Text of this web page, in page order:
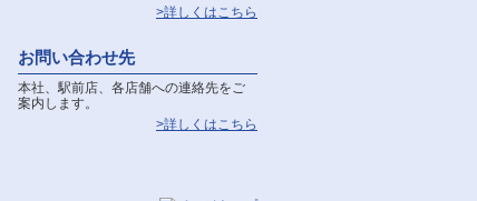
>詳しくはこちら
お問い合わせ先
本社、駅前店、各店舗への連絡先をご
案内します。
>詳しくはこちら